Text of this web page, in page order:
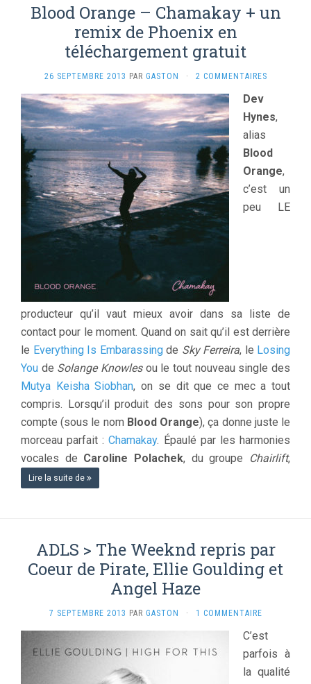
Blood Orange – Chamakay + un
remix de Phoenix en
téléchargement gratuit
26 SEPTEMBRE 2013 PAR GASTON · 2 COMMENTAIRES
Dev
Hynes,
alias
Blood
Orange,
c’est un
peu LE
producteur qu’il vaut mieux avoir dans sa liste de
contact pour le moment. Quand on sait qu’il est derrière
le Everything Is Embarassingde Sky Ferreira, le Losing
You de Solange Knowlesou le tout nouveau single des
Mutya Keisha Siobhan, on se dit que ce mec a tout
compris. Lorsqu’il produit des sons pour son propre
compte (sous le nom Blood Orange), ça donne juste le
morceau parfait :Chamakay. Épaulé par les harmonies
vocales de Caroline Polachek, du groupe Chairlift,
Lire la suite de
ADLS > The Weeknd repris par
Coeur de Pirate, Ellie Goulding et
Angel Haze
7 SEPTEMBRE 2013 PAR GASTON · 1 COMMENTAIRE
C’est
parfois à
la qualité